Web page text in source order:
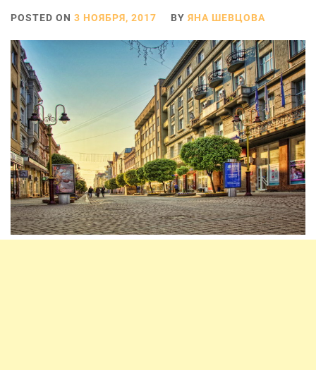
POSTED ON 3 НОЯБРЯ, 2017 BY ЯНА ШЕВЦОВА